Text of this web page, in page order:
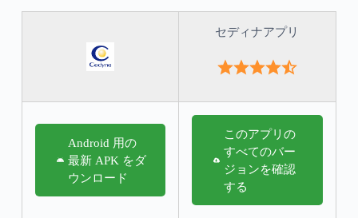
セディナアプリ
Android 用の
最新 APK をダ
ウンロード
このアプリの
すべてのバー
ジョンを確認
する